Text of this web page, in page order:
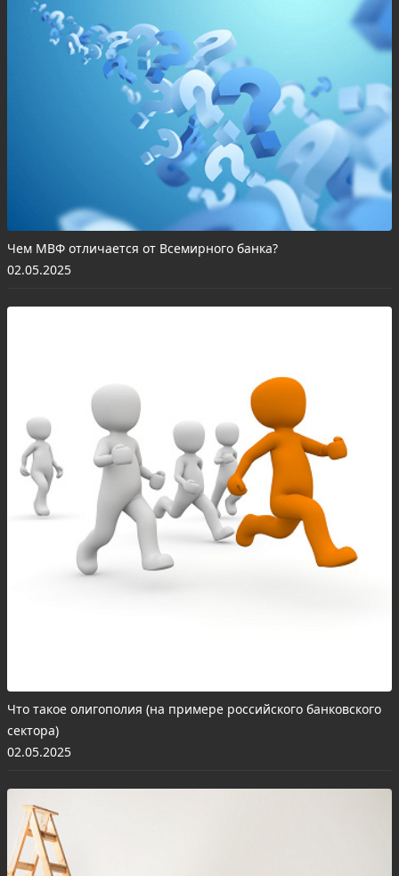
Чем МВФ отличается от Всемирного банка?
02.05.2025
Что такое олигополия (на примере российского банковского
сектора)
02.05.2025